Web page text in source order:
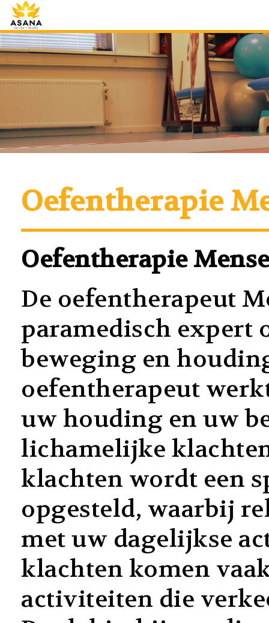
Oefentherapie
Oefentherapie
De oefentherapeut
paramedisch expert
beweging en
oefentherapeut
uw houding en uw
lichamelijke
klachten wordt een
opgesteld, waarbij
met uw dagelijkse
klachten komen
activiteiten die